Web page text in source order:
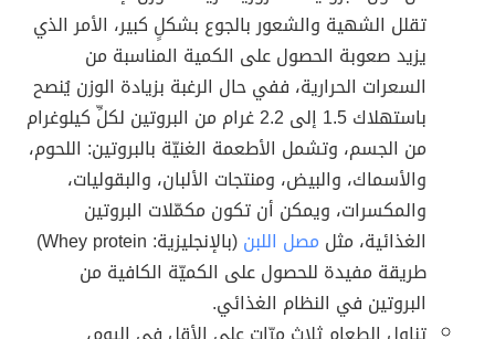
تقلل الشهية والشعور بالجوع بشكلٍ كبير، الأمر الذي
يزيد صعوبة الحصول على الكمية المناسبة من
السعرات الحرارية، ففي حال الرغبة بزيادة الوزن يُنصح
باستهلاك 1.5 إلى 2.2 غرام من البروتين لكلِّ كيلوغرام
من الجسم، وتشمل الأطعمة الغنيّة بالبروتين: اللحوم،
والأسماك، والبيض، ومنتجات الألبان، والبقوليات،
والمكسرات، ويمكن أن تكون مكمّلات البروتين
الغذائية، مثل مصل اللبن
(بالإنجليزية: Whey protein)
طريقة مفيدة للحصول على الكميّة الكافية من
البروتين في النظام الغذائي.